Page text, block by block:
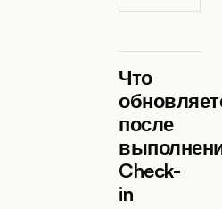
Что
после
Check-
in